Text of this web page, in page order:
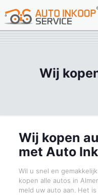
Wij
Wij kopen
met Auto
Wil u snel en
kopen alle autos in
meld uw auto aan. Het